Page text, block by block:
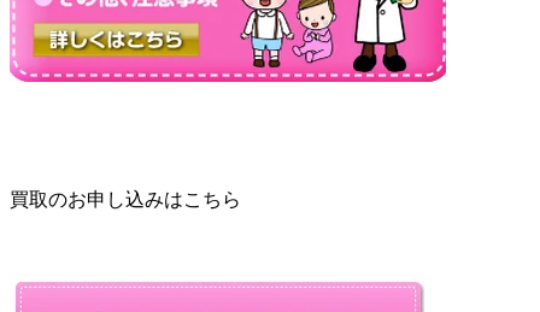
買取のお申し込みはこちら